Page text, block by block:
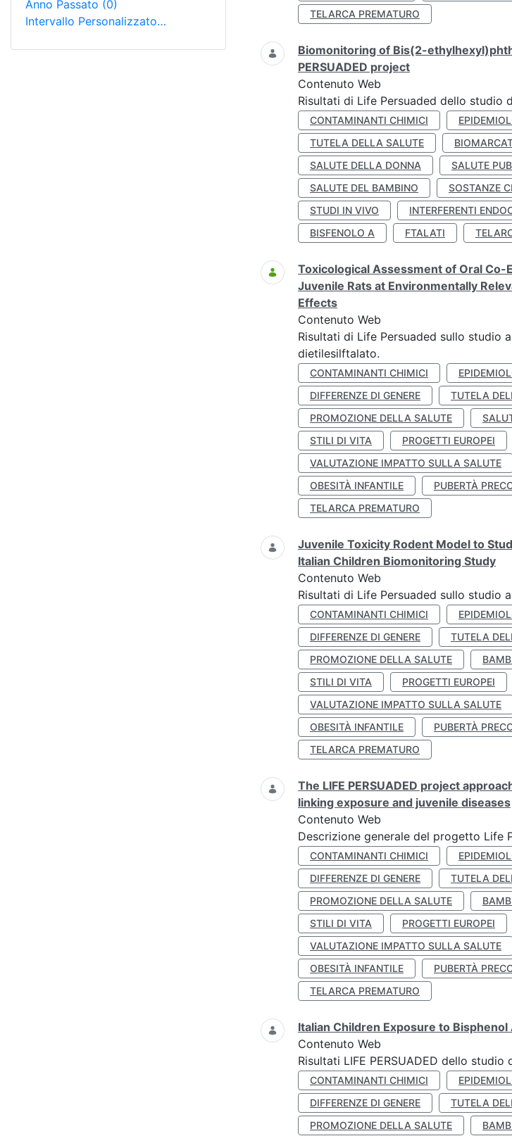
Anno Passato (0)
Intervallo Personalizzato…
TELARCA PREMATURO
Biomonitoring of Bis(2-
PERSUADED project
Contenuto Web
Risultati di Life Persuaded dello studio
CONTAMINANTI CHIMICI
TUTELA DELLA SALUTE
SALUTE DELLA DONNA
SALUTE
SALUTE DEL BAMBINO
SOSTANZE
STUDI IN VIVO
INTERFERENTI
BISFENOLO A
FTALATI
Toxicological Assessment of Oral Co-
Juvenile Rats at Environmentally
Effects
Contenuto Web
Risultati di Life Persuaded sullo studio
dietilesilftalato.
CONTAMINANTI CHIMICI
DIFFERENZE DI GENERE
TUTELA
PROMOZIONE DELLA SALUTE
STILI DI VITA
PROGETTI EUROPEI
VALUTAZIONE IMPATTO SULLA SALUTE
OBESITÀ INFANTILE
PUBERTÀ
TELARCA PREMATURO
Juvenile Toxicity Rodent Model to
Italian Children Biomonitoring Study
Contenuto Web
Risultati di Life Persuaded sullo studio
CONTAMINANTI CHIMICI
DIFFERENZE DI GENERE
TUTELA
PROMOZIONE DELLA SALUTE
STILI DI VITA
PROGETTI EUROPEI
VALUTAZIONE IMPATTO SULLA SALUTE
OBESITÀ INFANTILE
PUBERTÀ
TELARCA PREMATURO
The LIFE PERSUADED project
linking exposure and juvenile diseases
Contenuto Web
Descrizione generale del progetto Life
CONTAMINANTI CHIMICI
DIFFERENZE DI GENERE
TUTELA
PROMOZIONE DELLA SALUTE
STILI DI VITA
PROGETTI EUROPEI
VALUTAZIONE IMPATTO SULLA SALUTE
OBESITÀ INFANTILE
PUBERTÀ
TELARCA PREMATURO
Italian Children Exposure to Bisphenol
Contenuto Web
Risultati LIFE PERSUADED dello
CONTAMINANTI CHIMICI
DIFFERENZE DI GENERE
TUTELA
PROMOZIONE DELLA SALUTE